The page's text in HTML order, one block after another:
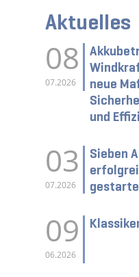
Aktuelles
08
07.2026
neue
und
03
07.2026
Sieben
09
06.2026